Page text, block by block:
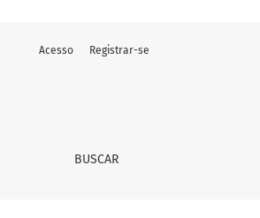
BUSCAR
Acesso Registrar-se